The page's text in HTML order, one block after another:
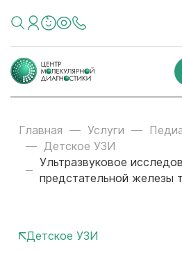
Главная Услуги
Детское УЗИ
Ультразвуковое
предстательной железы
Детское УЗИ